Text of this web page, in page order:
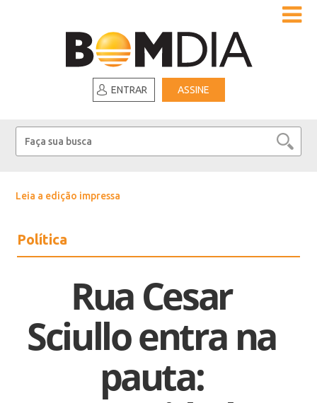
ENTRAR ASSINE
Leia a edição impressa
Política
Rua Cesar
Sciullo entra na
pauta: